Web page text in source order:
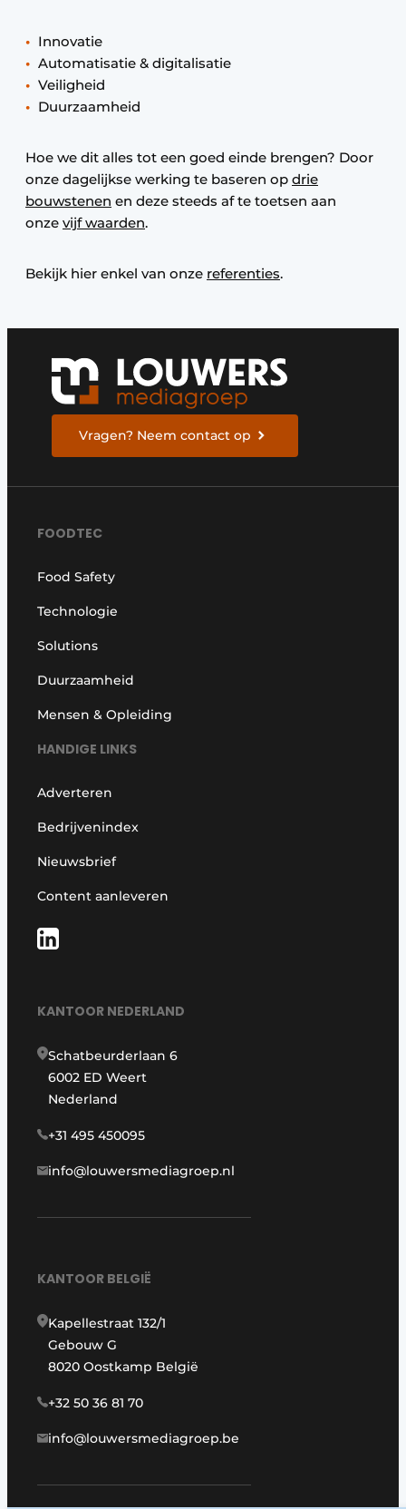
Innovatie
Automatisatie & digitalisatie
Veiligheid
Duurzaamheid
Hoe we dit alles tot een goed einde brengen? Door
onze dagelijkse werking te baseren op drie
bouwstenen en deze steeds af te toetsen aan
onze vijf waarden.
Bekijk hier enkel van onze referenties.
Vragen? Neem contact op
FOODTEC
Food Safety
Technologie
Solutions
Duurzaamheid
Mensen & Opleiding
HANDIGE LINKS
Adverteren
Bedrijvenindex
Nieuwsbrief
Content aanleveren
KANTOOR NEDERLAND
Schatbeurderlaan 6
6002 ED Weert
Nederland
+31 495 450095
info@louwersmediagroep.nl
KANTOOR BELGIË
Kapellestraat 132/1
Gebouw G
8020 Oostkamp België
+32 50 36 81 70
info@louwersmediagroep.be